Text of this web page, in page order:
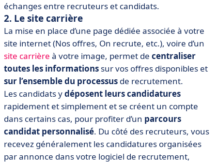
échanges entre recruteurs et candidats.
2. Le site carrière
La mise en place d’une page dédiée associée à votre
site internet (Nos offres, On recrute, etc.), voire d’un
site carrière à votre image, permet de centraliser
toutes les informations sur vos offres disponibles et
sur l’ensemble du processus de recrutement.
Les candidats ydéposent leurs candidatures
rapidement et simplement et se créent un compte
dans certains cas, pour profiter d’un parcours
candidat personnalisé. Du côté des recruteurs, vous
recevez généralement les candidatures organisées
par annonce dans votre logiciel de recrutement,